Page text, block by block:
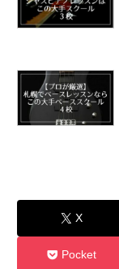
X
Pocket